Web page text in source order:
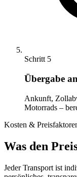
Schritt 5
Übergabe
Ankunft,
Motorrads –
Kosten &
Was den
Jeder Transport ist